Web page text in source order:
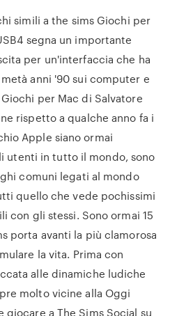
simili a the sims Giochi per
segna un importante
per un'interfaccia che ha
anni '90 sui computer e
per Mac di Salvatore
rispetto a qualche anno fa i
Apple siano ormai
utenti in tutto il mondo, sono
comuni legati al mondo
quello che vede pochissimi
con gli stessi. Sono ormai 15
porta avanti la più clamorosa
la vita. Prima con
alle dinamiche ludiche
molto vicine alla Oggi
giocare a The Sims Social su